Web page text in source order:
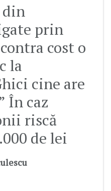
din
prin
cost o
la
cine are
În caz
riscă
de lei